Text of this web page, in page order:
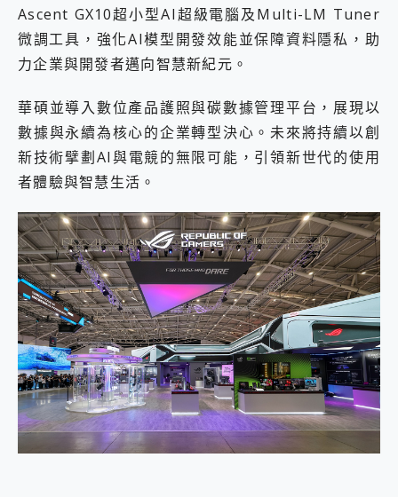
Ascent GX10超小型AI超級電腦及Multi-LM Tuner
微調工具，強化AI模型開發效能並保障資料隱私，助
力企業與開發者邁向智慧新紀元。
華碩並導入數位產品護照與碳數據管理平台，展現以
數據與永續為核心的企業轉型決心。未來將持續以創
新技術擘劃AI與電競的無限可能，引領新世代的使用
者體驗與智慧生活。